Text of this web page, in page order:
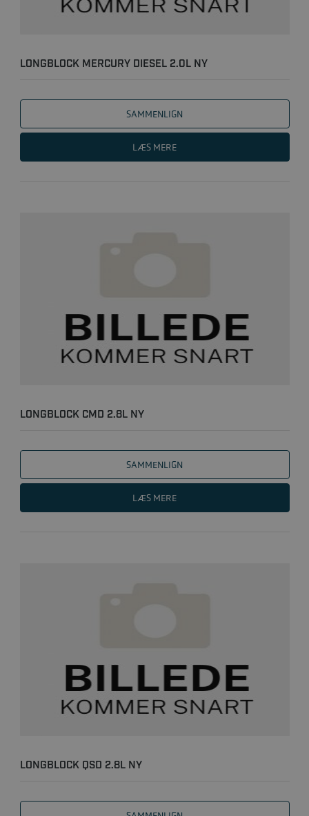
LONGBLOCK MERCURY DIESEL 2.0L NY
SAMMENLIGN
LÆS MERE
LONGBLOCK CMD 2.8L NY
SAMMENLIGN
LÆS MERE
LONGBLOCK QSD 2.8L NY